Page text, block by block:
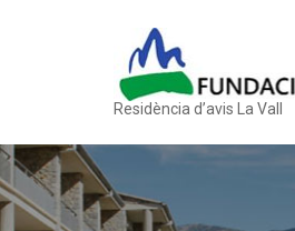
Residència d’avis La Vall